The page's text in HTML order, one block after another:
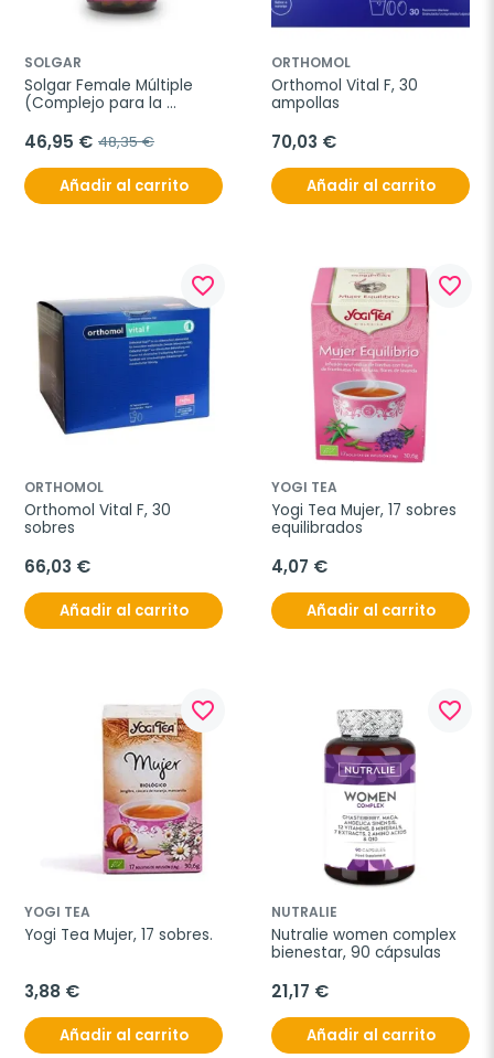
SOLGAR
Solgar Female Múltiple
(Complejo para la
46,95 € 48,35 €
Añadir al carrito
ORTHOMOL
Orthomol Vital F, 30
ampollas
70,03 €
Añadir al carrito
favorite_border
ORTHOMOL
Orthomol Vital F, 30
sobres
66,03 €
Añadir al carrito
favorite_border
YOGI TEA
Yogi Tea Mujer, 17 sobres
equilibrados
4,07 €
Añadir al carrito
favorite_border
YOGI TEA
Yogi Tea Mujer, 17 sobres.
3,88 €
Añadir al carrito
favorite_border
NUTRALIE
Nutralie women complex
bienestar, 90 cápsulas
21,17 €
Añadir al carrito